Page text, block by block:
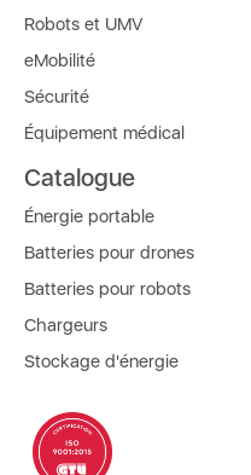
Robots et UMV
eMobilité
Sécurité
Équipement médical
Catalogue
Énergie portable
Batteries pour drones
Batteries pour robots
Chargeurs
Stockage d'énergie